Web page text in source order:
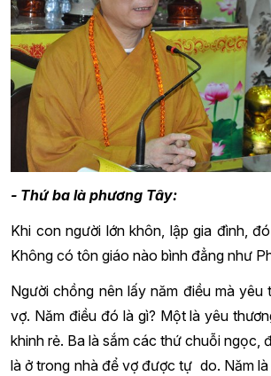
- Thứ ba là phương Tây:
Khi con người lớn khôn, lập gia đình,
Không có tôn giáo nào bình đẳng như
Người chồng nên lấy năm điều mà yêu
vợ. Năm điều đó là gì? Một là yêu
khinh rẻ. Ba là sắm các thứ chuỗi ngọc,
là ở trong nhà để vợ được tự do. Năm